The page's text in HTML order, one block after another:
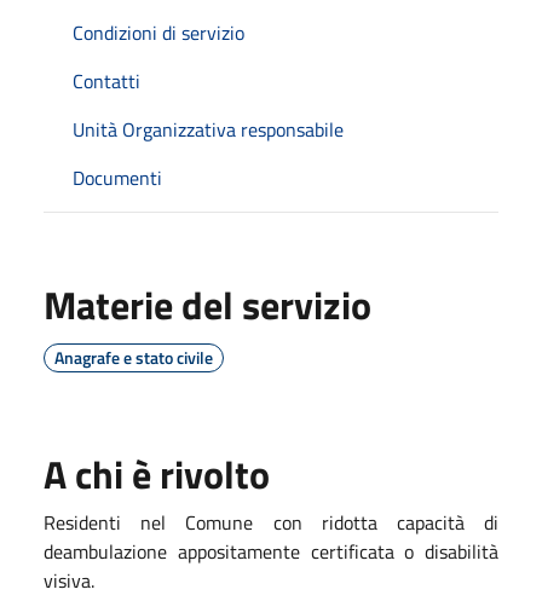
Condizioni di servizio
Contatti
Unità Organizzativa responsabile
Documenti
Materie del servizio
Anagrafe e stato civile
A chi è rivolto
Residenti nel Comune con ridotta capacità di
deambulazione appositamente certificata o disabilità
visiva.